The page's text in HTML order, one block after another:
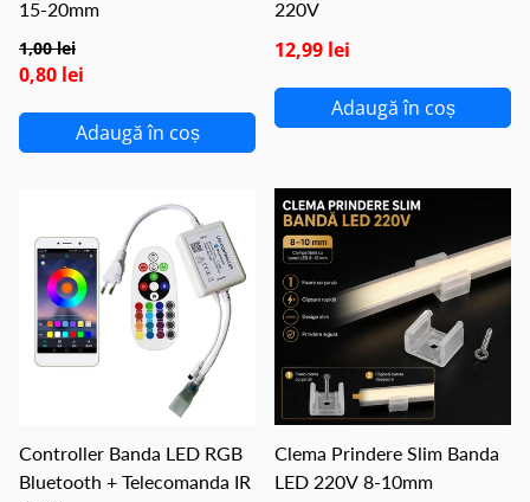
15-20mm
1,00 lei
0,80 lei
Adaugă în coș
220V
12,99 lei
Adaugă în coș
Controller Banda LED RGB
Bluetooth + Telecomanda IR
Clema Prindere Slim Banda
LED 220V 8-10mm